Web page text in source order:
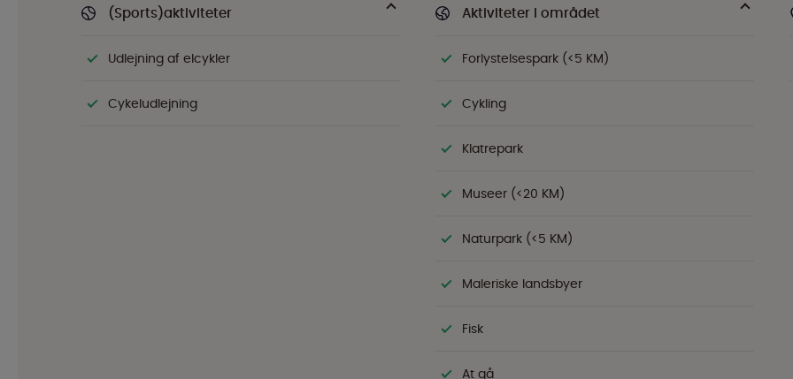
(Sports)aktiviteter
Udlejning af elcykler
Cykeludlejning
Aktiviteter i området
Forlystelsespark (<5 KM)
Cykling
Klatrepark
Museer (<20 KM)
Naturpark (<5 KM)
Maleriske landsbyer
Fisk
At gå